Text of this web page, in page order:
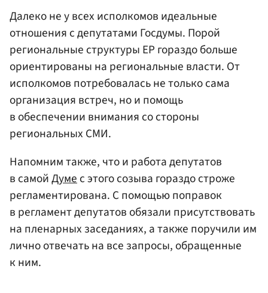
Далеко не у всех исполкомов идеальные
отношения с депутатами Госдумы. Порой
региональные структуры ЕР гораздо больше
ориентированы на региональные власти. От
исполкомов потребовалась не только сама
организация встреч, но и помощь
в обеспечении внимания со стороны
региональных СМИ.
Напомним также, что и работа депутатов
в самойДумес этого созыва гораздо строже
регламентирована. С помощью поправок
в регламент депутатов обязали присутствовать
на пленарных заседаниях, а также поручили им
лично отвечать на все запросы, обращенные
к ним.